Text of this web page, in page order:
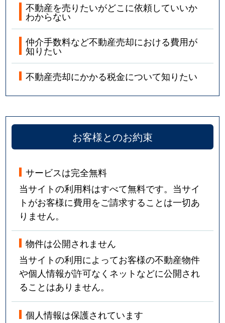
不動産を売りたいがどこに依頼していいか
わからない
仲介手数料など不動産売却における費用が
知りたい
不動産売却にかかる税金について知りたい
お客様とのお約束
サービスは完全無料
当サイトの利用料はすべて無料です。当サイ
トがお客様に費用をご請求することは一切あ
りません。
物件は公開されません
当サイトの利用によってお客様の不動産物件
や個人情報が許可なくネットなどに公開され
ることはありません。
個人情報は保護されています